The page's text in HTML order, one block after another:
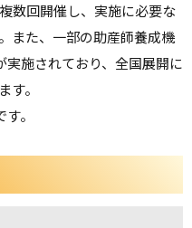
数回開催し、実施に必要な
また、一部の助産師養成機
実施されており、全国展開に
す。
。